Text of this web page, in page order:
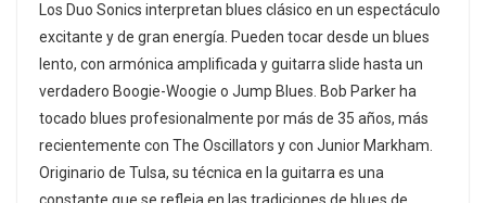
Los Duo Sonics interpretan blues clásico en un espectáculo
excitante y de gran energía. Pueden tocar desde un blues
lento, con armónica amplificada y guitarra slide hasta un
verdadero Boogie-Woogie o Jump Blues. Bob Parker ha
tocado blues profesionalmente por más de 35 años, más
recientemente con The Oscillators y con Junior Markham.
Originario de Tulsa, su técnica en la guitarra es una